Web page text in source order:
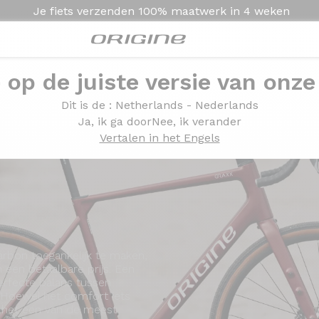
Je fiets verzenden 100% maatwerk in 4 weken
de juiste versie van
Dit is de : Netherlands - Nederlands
Ja, ik ga doorNee, ik verander
Vertalen in het Engels
Presentatie Modellen
toegankelijk te maken,
betaalbare prijs. Een
balans tussen
het comfort iets
een van de meest